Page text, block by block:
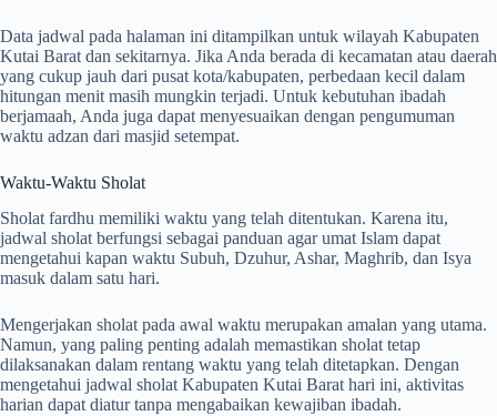
Data jadwal pada halaman ini ditampilkan untuk wilayah Kabupaten
Kutai Barat dan sekitarnya. Jika Anda berada di kecamatan atau daerah
yang cukup jauh dari pusat kota/kabupaten, perbedaan kecil dalam
hitungan menit masih mungkin terjadi. Untuk kebutuhan ibadah
berjamaah, Anda juga dapat menyesuaikan dengan pengumuman
waktu adzan dari masjid setempat.
Waktu-Waktu Sholat
Sholat fardhu memiliki waktu yang telah ditentukan. Karena itu,
jadwal sholat berfungsi sebagai panduan agar umat Islam dapat
mengetahui kapan waktu Subuh, Dzuhur, Ashar, Maghrib, dan Isya
masuk dalam satu hari.
Mengerjakan sholat pada awal waktu merupakan amalan yang utama.
Namun, yang paling penting adalah memastikan sholat tetap
dilaksanakan dalam rentang waktu yang telah ditetapkan. Dengan
mengetahui jadwal sholat Kabupaten Kutai Barat hari ini, aktivitas
harian dapat diatur tanpa mengabaikan kewajiban ibadah.